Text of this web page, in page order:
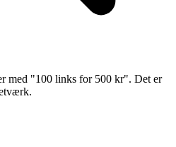
med "100 links for 500 kr". Det er